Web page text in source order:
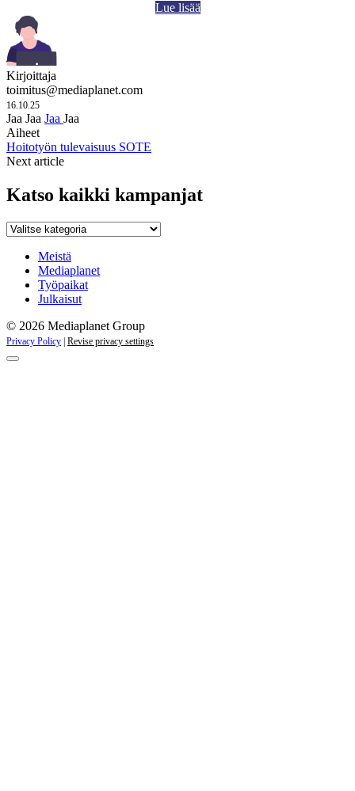
Lue lisää
Kirjoittaja
toimitus@mediaplanet.com
16.10.25
Jaa Jaa Jaa Jaa
Aiheet
Hoitotyön tulevaisuus SOTE
Next article
Katso kaikki kampanjat
Katso
kampanjat
Meistä
Mediaplanet
Työpaikat
Julkaisut
© 2026 Mediaplanet Group
Privacy Policy Revise privacy settings